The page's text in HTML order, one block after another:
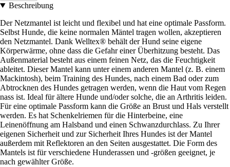
Beschreibung
Der Netzmantel ist leicht und flexibel und hat eine optimale Passform.
Selbst Hunde, die keine normalen Mäntel tragen wollen, akzeptieren
den Netzmantel. Dank Welltex® behält der Hund seine eigene
Körperwärme, ohne dass die Gefahr einer Überhitzung besteht. Das
Außenmaterial besteht aus einem feinen Netz, das die Feuchtigkeit
ableitet. Dieser Mantel kann unter einem anderen Mantel (z. B. einem
Mackintosh), beim Training des Hundes, nach einem Bad oder zum
Abtrocknen des Hundes getragen werden, wenn die Haut vom Regen
nass ist. Ideal für ältere Hunde und/oder solche, die an Arthritis leiden.
Für eine optimale Passform kann die Größe an Brust und Hals verstellt
werden. Es hat Schenkelriemen für die Hinterbeine, eine
Leinenöffnung am Halsband und einen Schwanzdurchlass. Zu Ihrer
eigenen Sicherheit und zur Sicherheit Ihres Hundes ist der Mantel
außerdem mit Reflektoren an den Seiten ausgestattet. Die Form des
Mantels ist für verschiedene Hunderassen und -größen geeignet, je
nach gewählter Größe.